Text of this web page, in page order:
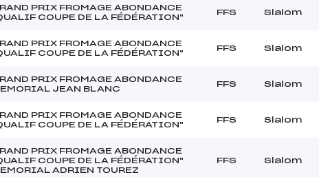
PRIX FROMAGE ABONDANCE
COUPE DE LA FÉDÉRATION"
FFS Slalom
PRIX FROMAGE ABONDANCE
COUPE DE LA FÉDÉRATION"
FFS Slalom
PRIX FROMAGE ABONDANCE
JEAN BLANC
FFS Slalom
PRIX FROMAGE ABONDANCE
COUPE DE LA FÉDÉRATION"
FFS Slalom
PRIX FROMAGE ABONDANCE
COUPE DE LA FÉDÉRATION"
ADRIEN TOUREZ
FFS Slalom